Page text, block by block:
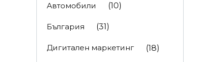
Автомобили (10)
България (31)
Дигитален маркетинг (18)